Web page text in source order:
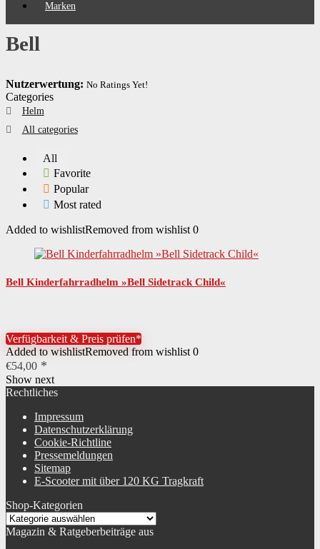
Marken
Bell
Nutzerwertung: No Ratings Yet!
Categories
Helm
All categories
All
Favorite
Popular
Most rated
Added to wishlistRemoved from wishlist 0
Bell Kinderfahrradhelm »Bell Sidetrack Child«
Verfügbarkeit & Preis prüfen*
Added to wishlistRemoved from wishlist 0
€54,00
Show next
Rechtliches
Impressum
Datenschutzerklärung
Cookie-Richtline
Pressemeldungen
Sitemap
E-Scooter mit über 120 KG Tragkraft
Shop-Kategorien
Magazin & Ratgeberbeiträge aus